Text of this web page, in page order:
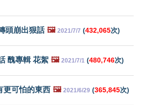
頭崩出狠話 🖼️ 2021/7/7 (432,065次)
醜專輯 花絮 🖼️ 2021/7/1 (480,746次)
更可怕的東西 🖼️ 2021/6/29 (365,845次)